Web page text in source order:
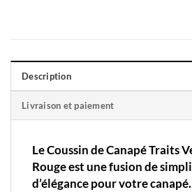
Description
Livraison et paiement
Le Coussin de Canapé Traits
Rouge est une fusion de
d’élégance pour votre canapé.